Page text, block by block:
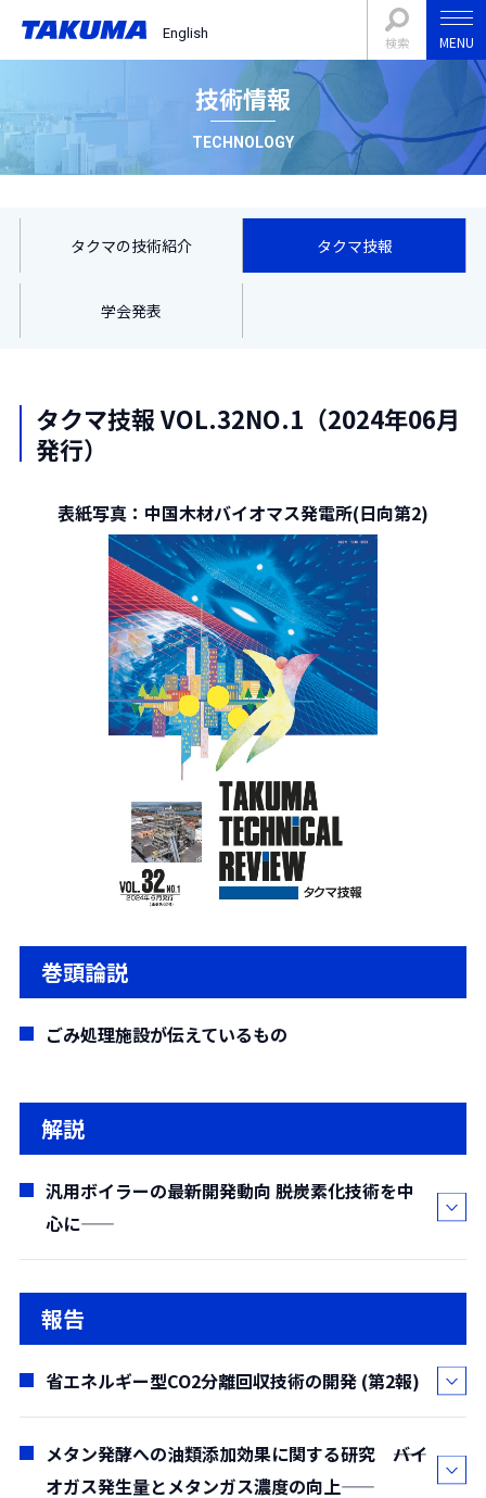
English
検索 MENU
技術情報
TECHNOLOGY
タクマの技術紹介 タクマ技報
学会発表
タクマ技報 VOL.32NO.1（2024年06月
発行）
表紙写真：中国木材バイオマス発電所(日向第2)
巻頭論説
ごみ処理施設が伝えているもの
解説
汎用ボイラーの最新開発動向 ――脱炭素化技術を中
心に――
正野 孝幸*
2050 年カーボンニュートラル達成，脱炭素社
まざまな 取り組みをおこなっている。第 6 次エネ
報告
省エネルギー型CO2分離回収技術の開発 (第2報)
藤川 宗治*・釼持 恭平**・佐藤 和宏*・増田 孝弘*
(*研究部・**装置技術部
)
メタン発酵への油類添加効果に関する研究 ――バイ
オガス発生量とメタンガス濃度の向上――